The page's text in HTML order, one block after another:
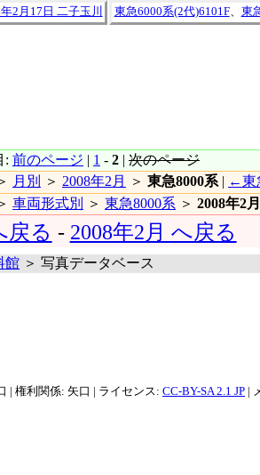
2月17日 二子玉川 東急6000系(2代)6101F、 東
: 前のページ | 1 - 2 | 次のページ
月別 ＞ 2008年2月 ＞ 東急8000系 | ←東
車両形式別 ＞ 東急8000系 ＞ 2008年2月
戻る - 2008年2月 へ戻る
館 ＞ 写真データベース
| 権利関係: 矢口 | ライセンス: CC-BY-SA 2.1 JP |